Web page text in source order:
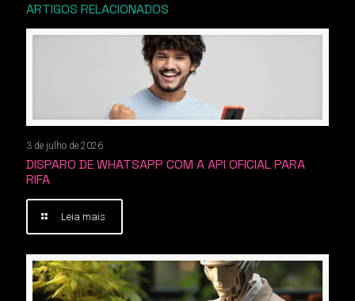
ARTIGOS RELACIONADOS
3 de julho de 2026
DISPARO DE WHATSAPP COM A API OFICIAL PARA
RIFA
Leia mais